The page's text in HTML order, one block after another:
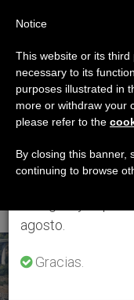
ETIQUETA
La
ÚLTIMAS
Aviso
Del 27 de julio
anual,
se generan
agosto.
Gracias.
Notice
This website or its
necessary to its
purposes illustrated in
more or withdraw your
please refer to the
By closing this banner,
continuing to browse